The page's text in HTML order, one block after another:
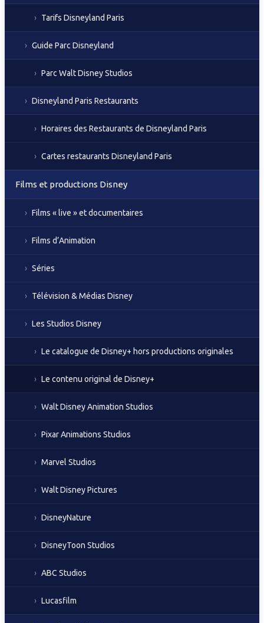
Tarifs Disneyland Paris
Guide Parc Disneyland
Parc Walt Disney Studios
Disneyland Paris Restaurants
Horaires des Restaurants de Disneyland Paris
Cartes restaurants Disneyland Paris
Films et productions Disney
Films « live » et documentaires
Films d’Animation
Séries
Télévision & Médias Disney
Les Studios Disney
Le catalogue de Disney+ hors productions originales
Le contenu original de Disney+
Walt Disney Animation Studios
Pixar Animations Studios
Marvel Studios
Walt Disney Pictures
DisneyNature
DisneyToon Studios
ABC Studios
Lucasfilm